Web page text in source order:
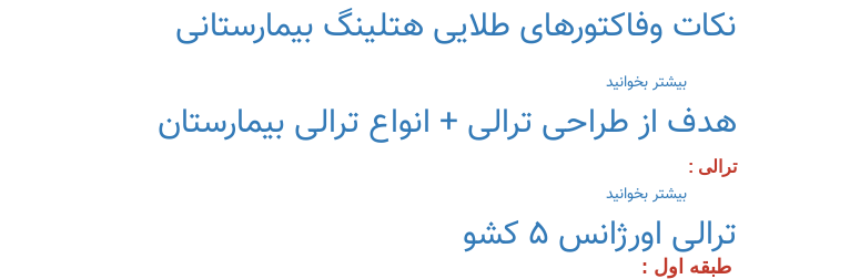
های
پزشکی
نکات وفاکتورهای طلایی هتلینگ بیمارستانی
بیشتر بخوانید
نکات
وفاکتورهای
طلایی
هدف از طراحی ترالی + انواع ترالی بیمارستان
ترالی :
بیشتر بخوانید
از
طراحی
ترالی اورژانس ۵ کشو
طبقه اول :